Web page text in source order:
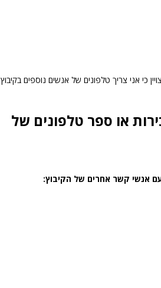
כי אני צריך טלפונים של אנשים נוספים בקיבוץ
או ספר טלפונים של
אנשי קשר אחרים של הקיבוץ: